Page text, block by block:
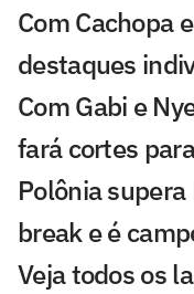
Com Cachopa
destaques
Com Gabi e
fará cortes
Polônia
break e é
Veja todos os